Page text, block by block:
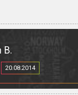
B.
20.08.2014